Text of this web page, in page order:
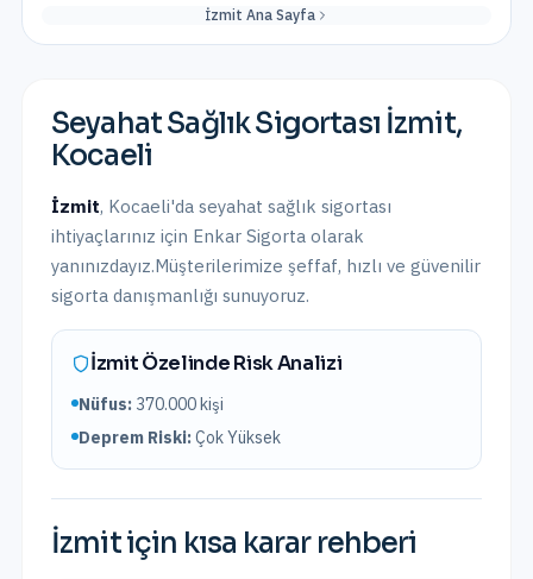
İzmit Ana Sayfa
Seyahat Sağlık Sigortası İzmit,
Kocaeli
İzmit, Kocaeli'da seyahat sağlık sigortası
ihtiyaçlarınız için Enkar Sigorta olarak
yanınızdayız.Müşterilerimize şeffaf, hızlı ve güvenilir
sigorta danışmanlığı sunuyoruz.
İzmitÖzelinde Risk Analizi
Nüfus: 370.000kişi
Deprem Riski:Çok Yüksek
İzmitiçin kısa karar rehberi